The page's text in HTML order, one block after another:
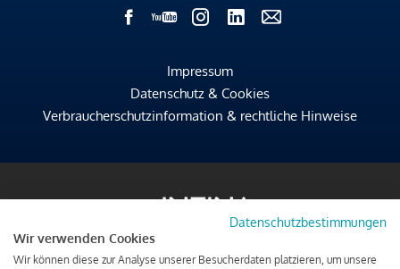
Impressum
Datenschutz & Cookies
Verbraucherschutzinformation & rechtliche Hinweise
Datenschutzbestimmungen
Wir verwenden Cookies
Wir können diese zur Analyse unserer Besucherdaten platzieren, um unsere